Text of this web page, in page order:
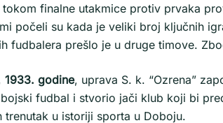
finalne utakmice protiv prvaka
počeli su kada je veliki broj ključnih
fudbalera prešlo je u druge timove.
1933. godine, uprava S. k. “Ozrena”
fudbal i stvorio jači klub koji bi
trenutak u istoriji sporta u Doboju.